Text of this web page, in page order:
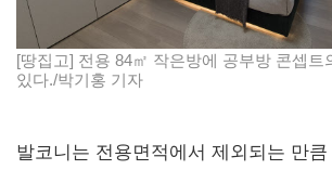
[땅집고] 전용 84㎡ 작은방에 공부방 콘셉트
있다./박기홍 기자
발코니는 전용면적에서 제외되는 만